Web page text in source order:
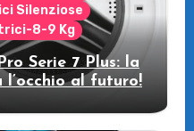
Silenziose
8-9 Kg
Serie 7 Plus: la
al futuro!